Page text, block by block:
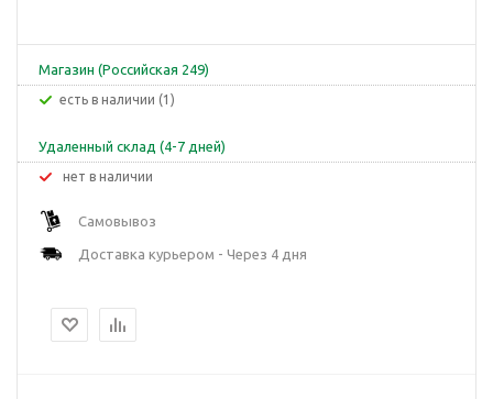
Магазин (Российская 249)
Есть в наличии (1)
Удаленный склад (4-7 дней)
Нет в наличии
Самовывоз
Доставка курьером - Через 4 дня